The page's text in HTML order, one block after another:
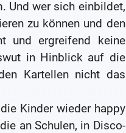
Und wer sich einbildet,
zu können und den
und ergreifend keine
in Hinblick auf die
Kartellen nicht das
Kinder wieder happy
an Schulen, in Disco-